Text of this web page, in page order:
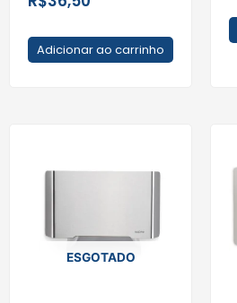
Adicionar ao carrinho
ESGOTADO